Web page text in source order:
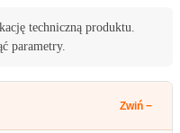
techniczną produktu.
parametry.